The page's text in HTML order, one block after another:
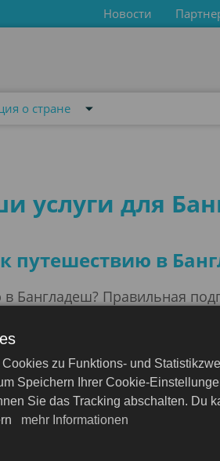
Новости
о стране
услуги для
путешествию в
Бангладеш? Правильная
от целей вашей
с требованиями
и комфортным.
для упрощения
ипрофессиональном
всех требований
zu Funktions- und
Speichern Ihrer Cookie-
Sie das Tracking abschalten. Du
mehr Informationen